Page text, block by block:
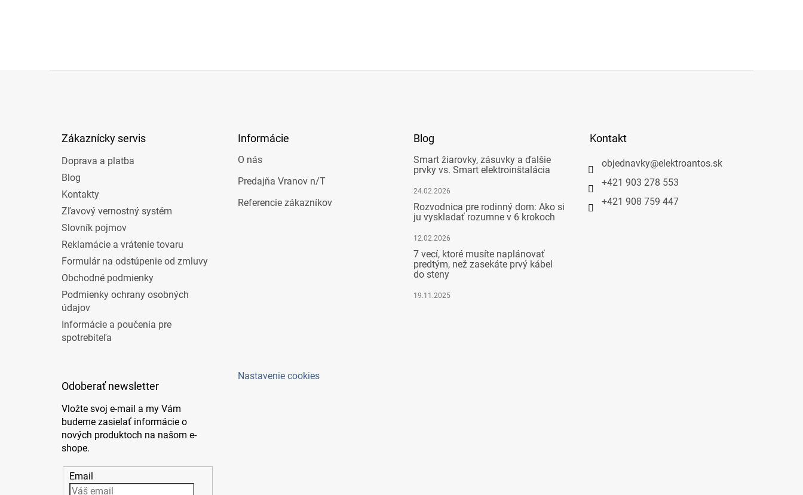
Zákaznícky servis
Doprava a platba
Blog
Kontakty
Zľavový vernostný systém
Slovník pojmov
Reklamácie a vrátenie tovaru
Formulár na odstúpenie od zmluvy
Obchodné podmienky
Podmienky ochrany osobných
údajov
Informácie a poučenia pre
spotrebiteľa
Informácie
O nás
Predajňa Vranov n/T
Referencie zákazníkov
Blog
Smart žiarovky, zásuvky a ďalšie
prvky vs. Smart elektroinštalácia
24.02.2026
Rozvodnica pre rodinný dom: Ako si
ju vyskladať rozumne v 6 krokoch
12.02.2026
7 vecí, ktoré musíte naplánovať
predtým, než zasekáte prvý kábel
do steny
19.11.2025
Kontakt
objednavky@elektroantos.sk
+421 903 278 553
+421 908 759 447
Odoberať newsletter
Vložte svoj e-mail a my Vám
budeme zasielať informácie o
nových produktoch na našom e-
shope.
Email
Nastavenie cookies